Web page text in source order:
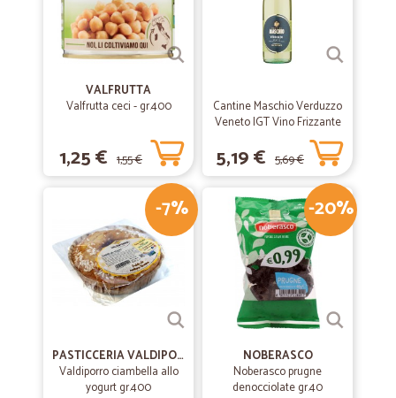
VALFRUTTA
Valfrutta ceci - gr.400
1,25 € 1,55 €
Cantine Maschio Verduzzo
Veneto IGT Vino Frizzante
5,19 € 5,69 €
-7%
PASTICCERIA VALDIPORRO
Valdiporro ciambella allo
yogurt gr.400
-20%
NOBERASCO
Noberasco prugne
denocciolate gr.40